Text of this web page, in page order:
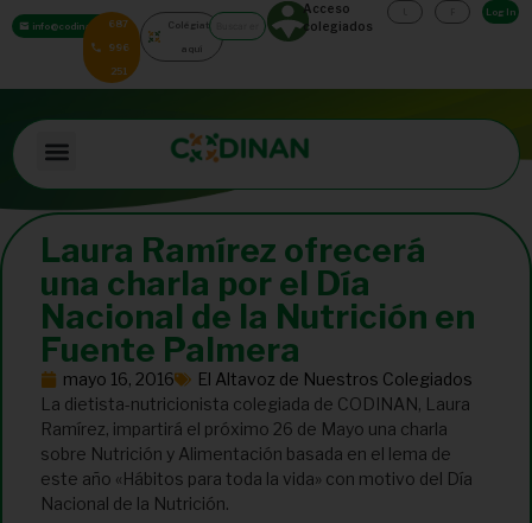
info@codinan.org687
996
251
Colégiate
aquí
Acceso
colegiados
Log In
Laura Ramírez ofrecerá
una charla por el Día
Nacional de la Nutrición en
Fuente Palmera
mayo 16, 2016
El Altavoz de Nuestros Colegiados
La dietista-nutricionista colegiada de CODINAN, Laura
Ramírez, impartirá el próximo 26 de Mayo una charla
sobre Nutrición y Alimentación basada en el lema de
este año «Hábitos para toda la vida» con motivo del Día
Nacional de la Nutrición.